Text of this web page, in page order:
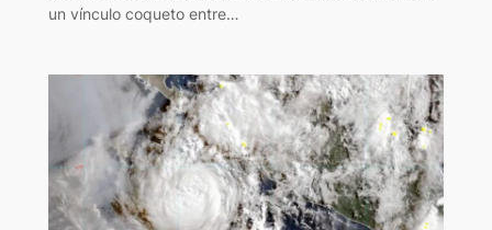
un vínculo coqueto entre…